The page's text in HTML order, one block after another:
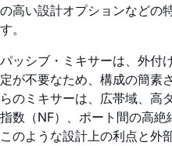
の高い設計オプションなどの
す。
パッシブ・ミキサーは、外付
定が不要なため、構成の簡素
らのミキサーは、広帯域、高
指数（NF）、ポート間の高絶
このような設計上の利点と外